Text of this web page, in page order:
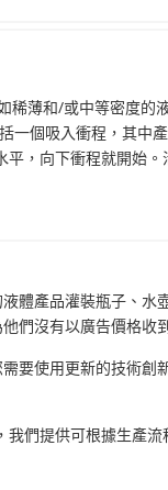
稀薄和/或中等密度的
一個吸入衝程，其中
，向下衝程就開始
體產品灌裝瓶子、水
們沒有以廣告價格收
要使用更新的技術創
我們提供可根據生產